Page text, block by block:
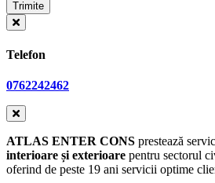
Telefon
0762242462
ATLAS ENTER CONS prestează
interioare și exterioare pentru sectorul
oferind de peste 19 ani servicii optime